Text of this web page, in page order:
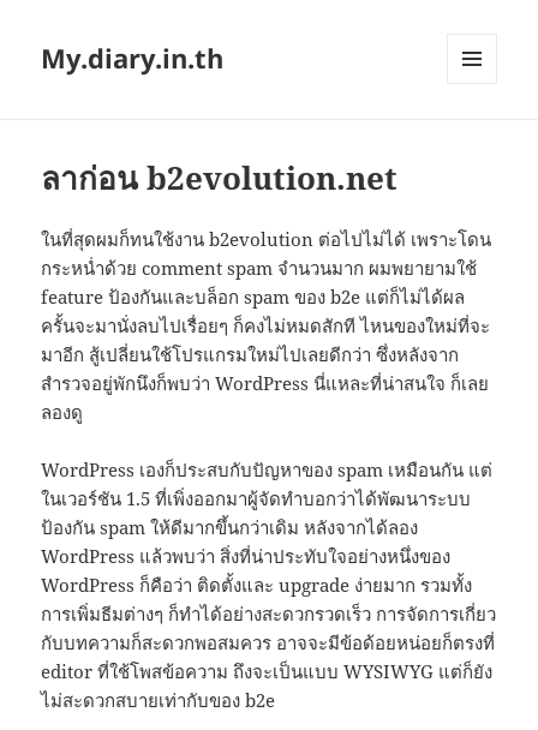
My.diary.in.th
ลาก่อน b2evolution.net
ในที่สุดผมก็ทนใช้งาน b2evolution ต่อไปไม่ได้ เพราะโดน
กระหน่ำด้วย comment spam จำนวนมาก ผมพยายามใช้
feature ป้องกันและบล็อก spam ของ b2e แต่ก็ไม่ได้ผล
ครั้นจะมานั่งลบไปเรื่อยๆ ก็คงไม่หมดสักที ไหนของใหม่ที่จะ
มาอีก สู้เปลี่ยนใช้โปรแกรมใหม่ไปเลยดีกว่า ซึ่งหลังจาก
สำรวจอยู่พักนึงก็พบว่า WordPress นี่แหละที่น่าสนใจ ก็เลย
ลองดู
WordPress เองก็ประสบกับปัญหาของ spam เหมือนกัน แต่
ในเวอร์ชัน 1.5 ที่เพิ่งออกมาผู้จัดทำบอกว่าได้พัฒนาระบบ
ป้องกัน spam ให้ดีมากขึ้นกว่าเดิม หลังจากได้ลอง
WordPress แล้วพบว่า สิ่งที่น่าประทับใจอย่างหนึ่งของ
WordPress ก็คือว่า ติดตั้งและ upgrade ง่ายมาก รวมทั้ง
การเพิ่มธีมต่างๆ ก็ทำได้อย่างสะดวกรวดเร็ว การจัดการเกี่ยว
กับบทความก็สะดวกพอสมควร อาจจะมีข้อด้อยหน่อยก็ตรงที่
editor ที่ใช้โพสข้อความ ถึงจะเป็นแบบ WYSIWYG แต่ก็ยัง
ไม่สะดวกสบายเท่ากับของ b2e